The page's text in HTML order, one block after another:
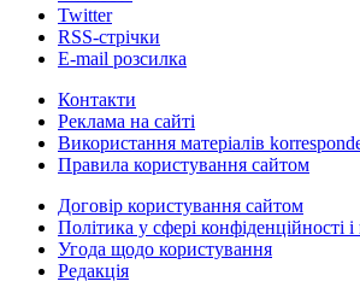
Twitter
RSS-стрічки
E-mail розсилка
Контакти
Реклама на сайті
Використання матеріалів
Правила користування сайтом
Договір користування сайтом
Політика у сфері конфіденційності
Угода щодо користування
Редакція